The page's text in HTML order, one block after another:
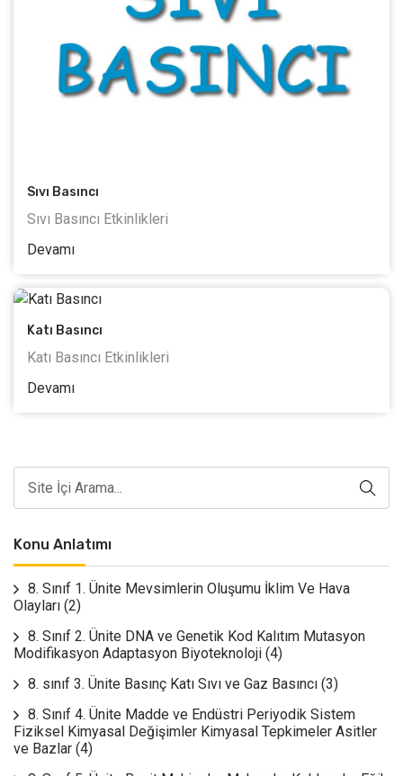
Sıvı Basıncı
Sıvı Basıncı Etkinlikleri
Devamı
Katı Basıncı
Katı Basıncı Etkinlikleri
Devamı
Konu Anlatımı
8. Sınıf 1. Ünite Mevsimlerin Oluşumu İklim Ve Hava
Olayları (2)
8. Sınıf 2. Ünite DNA ve Genetik Kod Kalıtım Mutasyon
Modifikasyon Adaptasyon Biyoteknoloji (4)
8. sınıf 3. Ünite Basınç Katı Sıvı ve Gaz Basıncı (3)
8. Sınıf 4. Ünite Madde ve Endüstri Periyodik Sistem
Fiziksel Kimyasal Değişimler Kimyasal Tepkimeler Asitler
ve Bazlar (4)